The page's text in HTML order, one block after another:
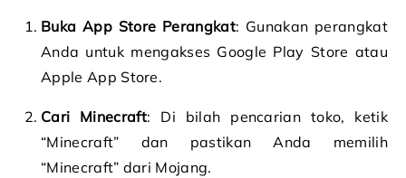
Buka App Store Perangkat: Gunakan perangkat
Anda untuk mengakses Google Play Store atau
Apple App Store.
Cari Minecraft: Di bilah pencarian toko, ketik
“Minecraft” dan pastikan Anda memilih
“Minecraft” dari Mojang.